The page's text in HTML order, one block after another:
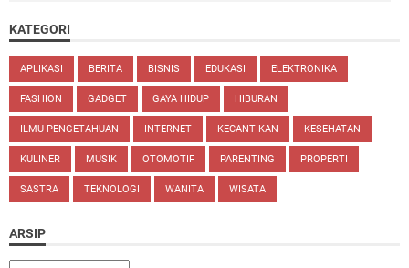
KATEGORI
APLIKASI BERITA BISNIS EDUKASI ELEKTRONIKA
FASHION GADGET GAYA HIDUP HIBURAN
ILMU PENGETAHUAN INTERNET KECANTIKAN KESEHATAN
KULINER MUSIK OTOMOTIF PARENTING PROPERTI
SASTRA TEKNOLOGI WANITA WISATA
ARSIP